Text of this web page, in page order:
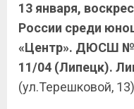
13 января,
России среди
«Центр». ДЮСШ
11/04 (Липецк).
(ул.Терешковой,